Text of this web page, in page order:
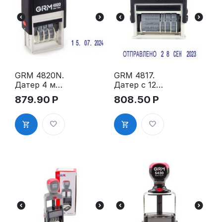
GRM 4820N.
Датер 4 мм
цифровой
879.90 Р
GRM 4817.
Датер с 12
бухгалтерск
ими
терминами,
рус.
808.50 Р